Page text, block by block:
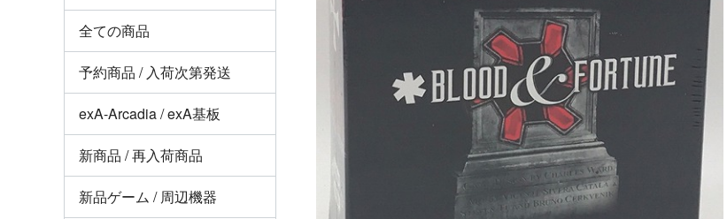
全ての商品
予約商品 / 入荷次第発送
exA-Arcadia / exA基板
新商品 / 再入荷商品
新品ゲーム / 周辺機器